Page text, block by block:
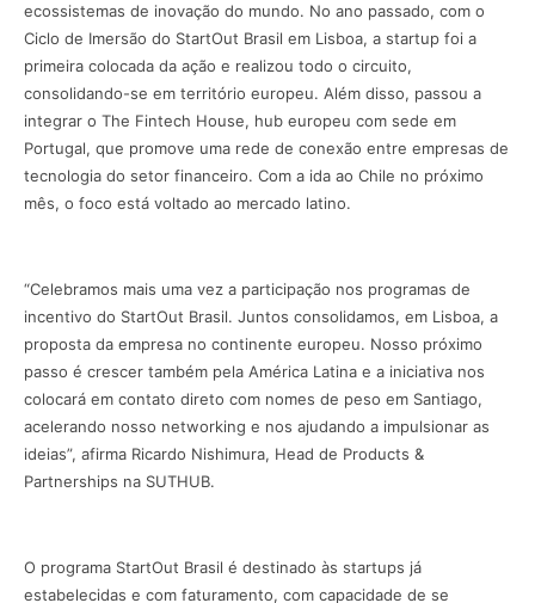
ecossistemas de inovação do mundo. No ano passado, com o
Ciclo de Imersão do StartOut Brasil em Lisboa, a startup foi a
primeira colocada da ação e realizou todo o circuito,
consolidando-se em território europeu. Além disso, passou a
integrar o The Fintech House, hub europeu com sede em
Portugal, que promove uma rede de conexão entre empresas de
tecnologia do setor financeiro. Com a ida ao Chile no próximo
mês, o foco está voltado ao mercado latino.
“Celebramos mais uma vez a participação nos programas de
incentivo do StartOut Brasil. Juntos consolidamos, em Lisboa, a
proposta da empresa no continente europeu. Nosso próximo
passo é crescer também pela América Latina e a iniciativa nos
colocará em contato direto com nomes de peso em Santiago,
acelerando nosso networking e nos ajudando a impulsionar as
ideias”, afirma Ricardo Nishimura, Head de Products &
Partnerships na SUTHUB.
O programa StartOut Brasil é destinado às startups já
estabelecidas e com faturamento, com capacidade de se